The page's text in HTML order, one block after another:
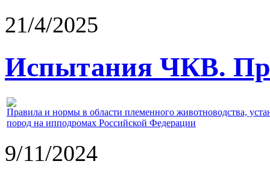
21/4/2025
Испытания ЧКВ.
Правила и нормы в области племенного животноводства,
пород на ипподромах Российской Федерации
9/11/2024